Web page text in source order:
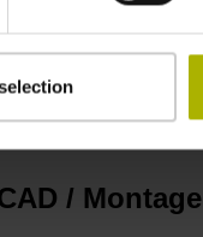
abnehmbar
/ Montage